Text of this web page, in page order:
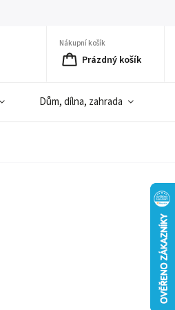
Nákupní košík
Prázdný košík
Dům, dílna, zahrada